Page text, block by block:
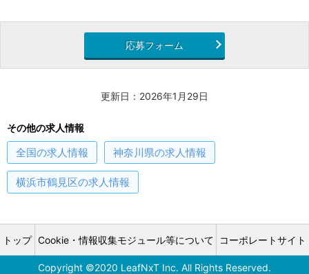
応募フォーム
更新日：2026年1月29日
その他の求人情報
全国の求人情報 神奈川県の求人情報
横浜市鶴見区の求人情報
トップ Cookie・情報収集モジュール等について コーポレートサイト
Copyright ©2020 LeafNxT Inc. All Rights Reserved.